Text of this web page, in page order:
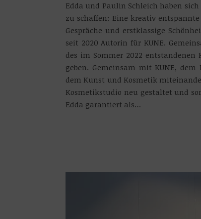
Edda und Paulin Schleich haben
zu schaffen: Eine kreativ
Gespräche und erstklassige
seit 2020 Autorin für KUNE.
des im Sommer 2022
geben. Gemeinsam mit KUNE,
dem Kunst und Kosmetik
Kosmetikstudio neu gestaltet und
Edda garantiert als…